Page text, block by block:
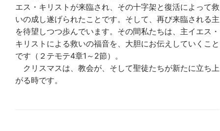
エス・キリストが来臨され、その十字架と復活によって救
いの成し遂げられたことです。そして、再び来臨される主
を待望しつつ歩んでいます。その間私たちは、主イエス・
キリストによる救いの福音を、大胆にお伝えしていくこと
です（２テモテ4章1～2節）。
クリスマスは、教会が、そして聖徒たちが新たに立ち上
がる時です。